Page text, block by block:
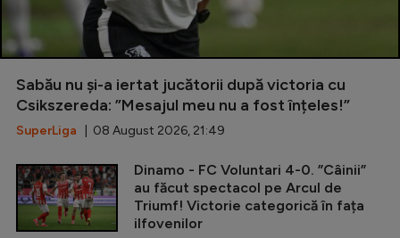
Sabău nu și-a iertat jucătorii după victoria cu
Csikszereda: ”Mesajul meu nu a fost înțeles!”
SuperLiga | 08 August 2026, 21:49
Dinamo - FC Voluntari 4-0. ”Câinii”
au făcut spectacol pe Arcul de
Triumf! Victorie categorică în fața
ilfovenilor